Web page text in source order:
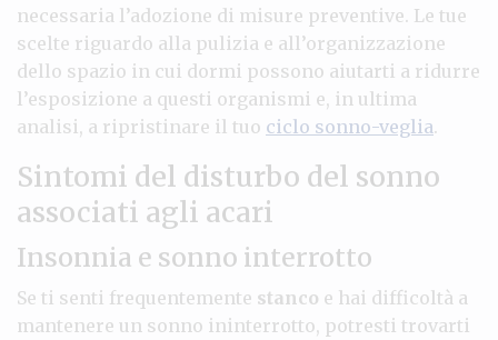
necessaria l’adozione di misure preventive. Le tue
scelte riguardo alla pulizia e all’organizzazione
dello spazio in cui dormi possono aiutarti a ridurre
l’esposizione a questi organismi e, in ultima
analisi, a ripristinare il tuo ciclo sonno-veglia.
Sintomi del disturbo del sonno
associati agli acari
Insonnia e sonno interrotto
Se ti senti frequentemente stanco e hai difficoltà a
mantenere un sonno ininterrotto, potresti trovarti